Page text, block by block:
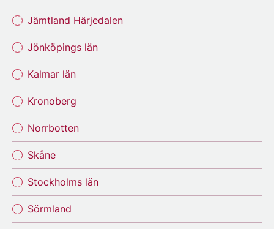
Jämtland Härjedalen
Jönköpings län
Kalmar län
Kronoberg
Norrbotten
Skåne
Stockholms län
Sörmland